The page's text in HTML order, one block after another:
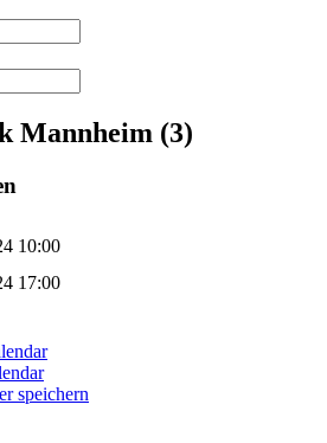
Mannheim (3)
10:00
17:00
speichern